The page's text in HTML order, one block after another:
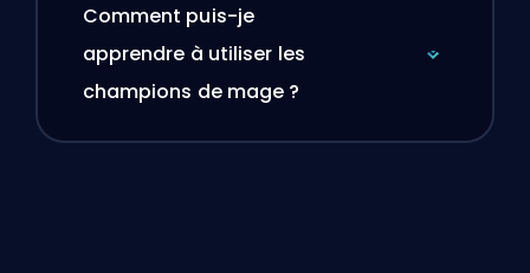
Comment puis-je
apprendre à utiliser les
champions de mage ?